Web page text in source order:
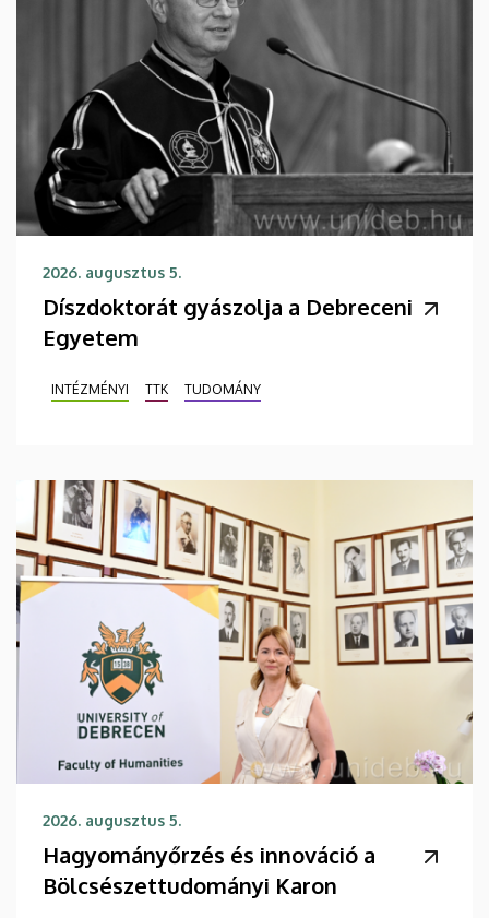
2026. augusztus 5.
Díszdoktorát gyászolja a Debreceni
Egyetem
INTÉZMÉNYI TTK TUDOMÁNY
2026. augusztus 5.
Hagyományőrzés és innováció a
Bölcsészettudományi Karon